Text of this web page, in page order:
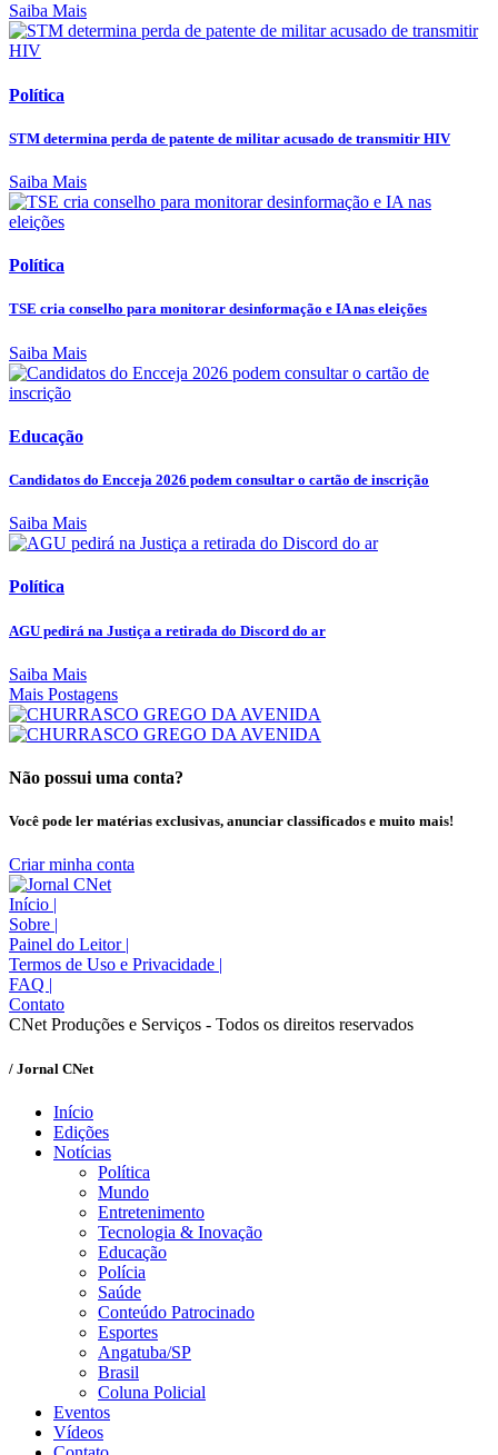
Saiba Mais
Política
STM determina perda de patente de militar acusado de transmitir HIV
Saiba Mais
Política
TSE cria conselho para monitorar desinformação e IA nas eleições
Saiba Mais
Educação
Candidatos do Encceja 2026 podem consultar o cartão de inscrição
Saiba Mais
Política
AGU pedirá na Justiça a retirada do Discord do ar
Saiba Mais
Mais Postagens
Não possui uma conta?
Você pode ler matérias exclusivas, anunciar classificados e muito mais!
Criar minha conta
Início |
Sobre |
Painel do Leitor |
Termos de Uso e Privacidade |
FAQ |
Contato
CNet Produções e Serviços - Todos os direitos reservados
/ Jornal CNet
Início
Edições
Notícias
Política
Mundo
Entretenimento
Tecnologia & Inovação
Educação
Polícia
Saúde
Conteúdo Patrocinado
Esportes
Angatuba/SP
Brasil
Coluna Policial
Eventos
Vídeos